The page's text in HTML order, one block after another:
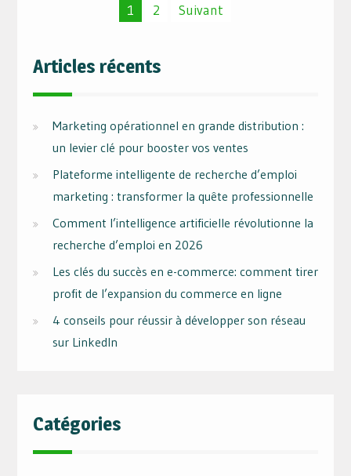
publications
1 2 Suivant
Articles récents
Marketing opérationnel en grande distribution :
un levier clé pour booster vos ventes
Plateforme intelligente de recherche d’emploi
marketing : transformer la quête professionnelle
Comment l’intelligence artificielle révolutionne la
recherche d’emploi en 2026
Les clés du succès en e-commerce: comment tirer
profit de l’expansion du commerce en ligne
4 conseils pour réussir à développer son réseau
sur LinkedIn
Catégories